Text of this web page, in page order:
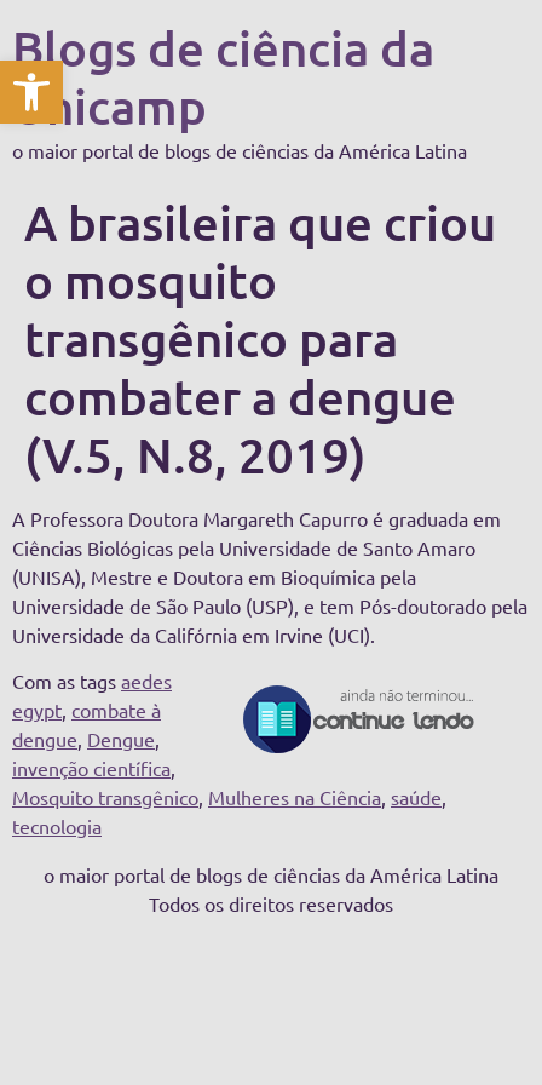
Abrir a barra de ferramentas
Blogs de ciência da
Unicamp
o maior portal de blogs de ciências da América Latina
A brasileira que criou
o mosquito
transgênico para
combater a dengue
(V.5, N.8, 2019)
A Professora Doutora Margareth Capurro é graduada em
Ciências Biológicas pela Universidade de Santo Amaro
(UNISA), Mestre e Doutora em Bioquímica pela
Universidade de São Paulo (USP), e tem Pós-doutorado pela
Universidade da Califórnia em Irvine (UCI).
Com as tags aedes
egypt, combate à
dengue, Dengue,
invenção científica,
Mosquito transgênico, Mulheres na Ciência, saúde,
tecnologia
o maior portal de blogs de ciências da América Latina
Todos os direitos reservados